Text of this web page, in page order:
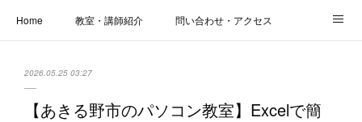
Home 教室・講師紹介 問い合わせ・アクセス
2026.05.25 03:27
【あきる野市のパソコン教室】Excelで簡